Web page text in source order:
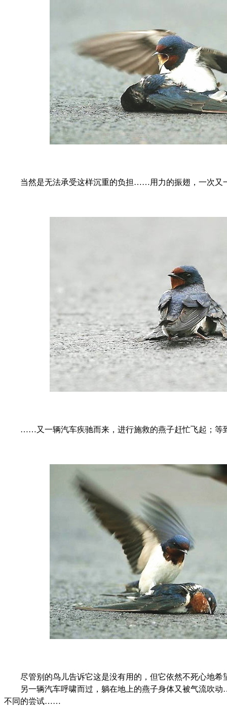
当然是无法承受这样沉重的负担……用力的振翅，一次
……又一辆汽车疾驰而来，进行施救的燕子赶忙飞起；等
尽管别的鸟儿告诉它这是没有用的，但它依然不死心地
另一辆汽车呼啸而过，躺在地上的燕子身体又被气流吹
不同的尝试……